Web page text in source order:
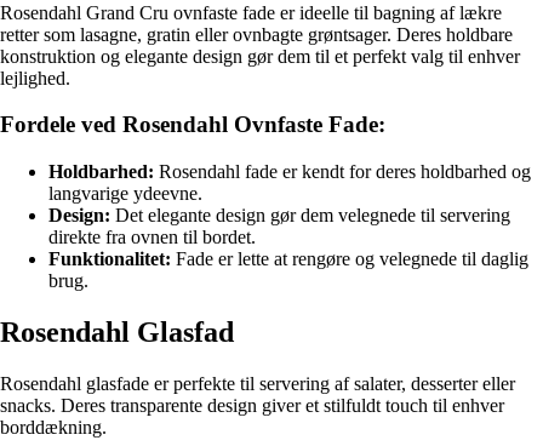
Rosendahl Grand Cru ovnfaste fade er ideelle til bagning af lækre
retter som lasagne, gratin eller ovnbagte grøntsager. Deres holdbare
konstruktion og elegante design gør dem til et perfekt valg til enhver
lejlighed.
Fordele ved Rosendahl Ovnfaste Fade:
Holdbarhed: Rosendahl fade er kendt for deres holdbarhed og
langvarige ydeevne.
Design: Det elegante design gør dem velegnede til servering
direkte fra ovnen til bordet.
Funktionalitet: Fade er lette at rengøre og velegnede til daglig
brug.
Rosendahl Glasfad
Rosendahl glasfade er perfekte til servering af salater, desserter eller
snacks. Deres transparente design giver et stilfuldt touch til enhver
borddækning.